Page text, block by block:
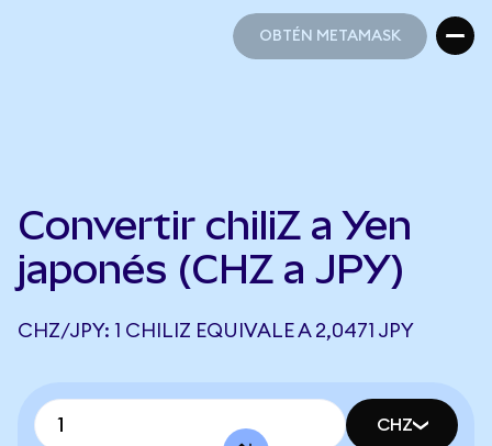
OBTÉN METAMASK
Convertir chiliZ a Yen
japonés (CHZ a JPY)
CHZ/JPY: 1 CHILIZ EQUIVALE A 2,0471 JPY
CHZ